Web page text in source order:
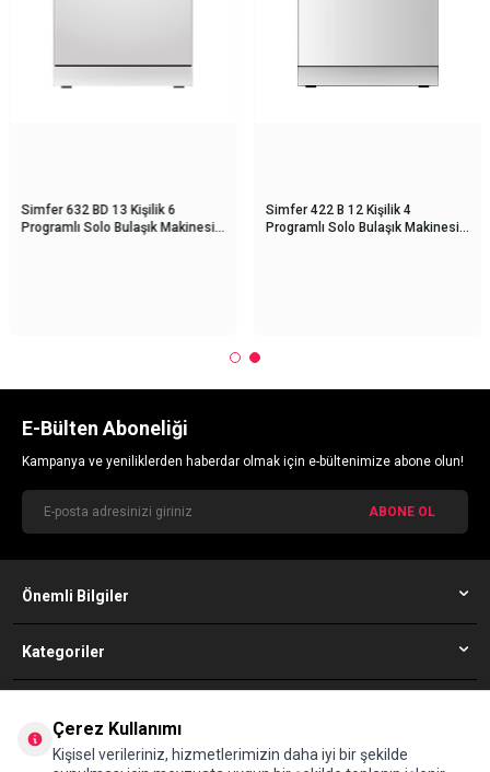
Simfer 632 BD 13 Kişilik 6
Programlı Solo Bulaşık Makinesi
Simfer 422 B 12 Kişilik 4
Programlı Solo Bulaşık Makinesi
E-Bülten Aboneliği
Kampanya ve yeniliklerden haberdar olmak için e-bültenimize abone olun!
ABONE OL
Önemli Bilgiler
Kategoriler
08502010352
Çerez Kullanımı
Kişisel verileriniz, hizmetlerimizin daha iyi bir şekilde